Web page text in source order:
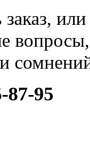
или
вопросы,
95